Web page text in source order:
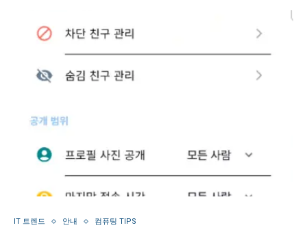
IT 트렌드 안내 컴퓨팅 TIPS